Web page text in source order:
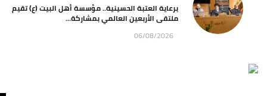
برعاية العتبة الحسينية.. مؤسسة أهل البيت (ع) تقيم
ملتقى الأربعين العالمي بمشاركة...
06/08/2026